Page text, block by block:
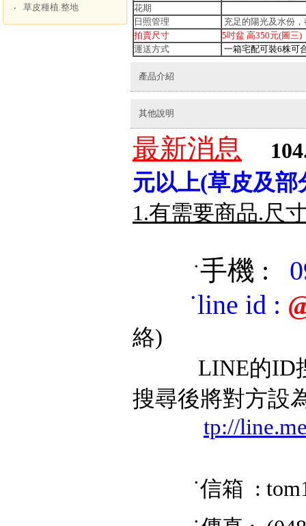
‧
草皮種植.整地
花期
日照管理
充足的陽光及水份
拍賣尺寸
5吋盆 高350元(圖三)
運送方式
一箱宅配可裝6株可
產品介紹
其他說明
最新消息
元以上(草皮及
1.有需要商品.尺
˙手機 :
˙line id :
絡)
LINE的ID搜
搜尋後將對方設
tp://
˙信箱 :